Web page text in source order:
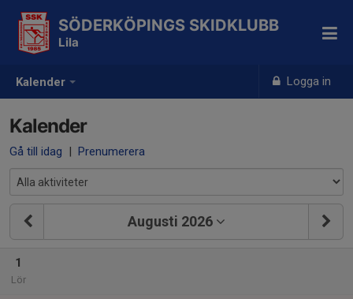
Kalender Logga in
SÖDERKÖPINGS SKIDKLUBB
Lila
Kalender
Gå till idag | Prenumerera
Augusti 2026
1
Lör